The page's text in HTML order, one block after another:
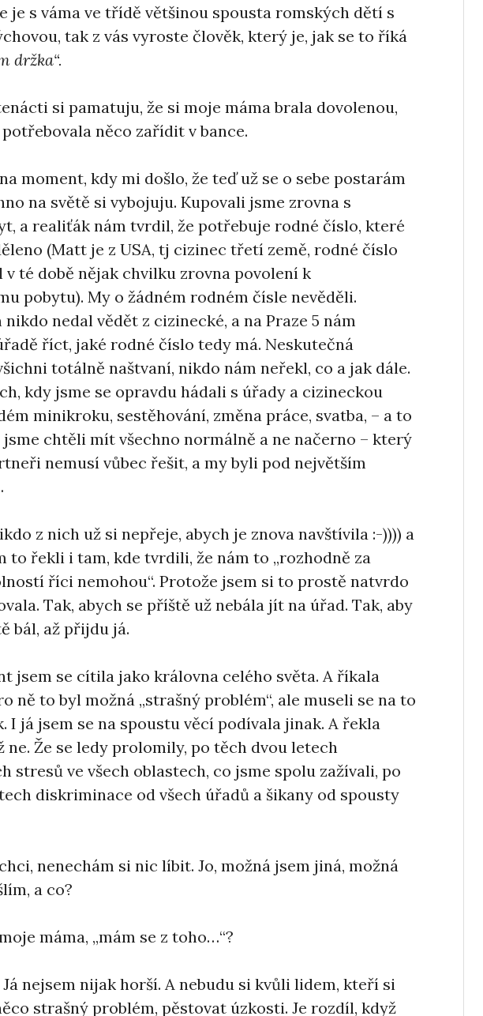
je s váma ve třídě většinou spousta romských dětí s
tak z vás vyroste člověk, který je, jak se to říká
držka“.
si pamatuju, že si moje máma brala dovolenou,
něco zařídit v bance.
moment, kdy mi došlo, že teď už se o sebe postarám
na světě si vybojuju. Kupovali jsme zrovna s
a realiťák nám tvrdil, že potřebuje rodné číslo, které
(Matt je z USA, tj cizinec třetí země, rodné číslo
v té době nějak chvilku zrovna povolení k
pobytu). My o žádném rodném čísle nevěděli.
nedal vědět z cizinecké, a na Praze 5 nám
říct, jaké rodné číslo tedy má. Neskutečná
totálně naštvaní, nikdo nám neřekl, co a jak dále.
kdy jsme se opravdu hádali s úřady a cizineckou
minikroku, sestěhování, změna práce, svatba, – a to
jsme chtěli mít všechno normálně a ne načerno – který
nemusí vůbec řešit, a my byli pod největším
z nich už si nepřeje, abych je znova navštívila :-)))) a
to řekli i tam, kde tvrdili, že nám to „rozhodně za
říci nemohou“. Protože jsem si to prostě natvrdo
Tak, abych se příště už nebála jít na úřad. Tak, aby
bál, až přijdu já.
jsem se cítila jako královna celého světa. A říkala
ně to byl možná „strašný problém“, ale museli se na to
I já jsem se na spoustu věcí podívala jinak. A řekla
ne. Že se ledy prolomily, po těch dvou letech
stresů ve všech oblastech, co jsme spolu zažívali, po
diskriminace od všech úřadů a šikany od spousty
nenechám si nic líbit. Jo, možná jsem jiná, možná
a co?
máma, „mám se z toho…“?
nejsem nijak horší. A nebudu si kvůli lidem, kteří si
strašný problém, pěstovat úzkosti. Je rozdíl, když